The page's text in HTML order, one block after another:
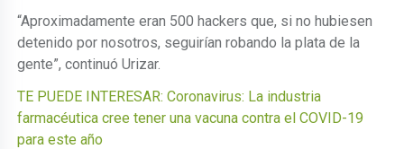
“Aproximadamente eran 500 hackers que, si no hubiesen
detenido por nosotros, seguirían robando la plata de la
gente”, continuó Urizar.
TE PUEDE INTERESAR: Coronavirus: La industria
farmacéutica cree tener una vacuna contra el COVID-19
para este año